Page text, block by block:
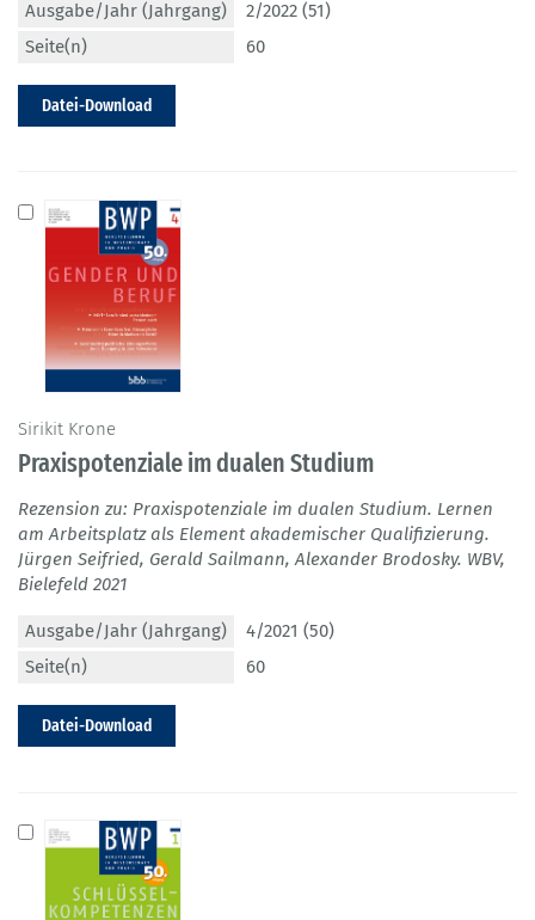
Ausgabe/Jahr (Jahrgang)
2/2022 (51)
Seite(n)
60
Datei-Download
Sirikit Krone
Praxispotenziale im dualen Studium
Rezension zu: Praxispotenziale im dualen Studium. Lernen
am Arbeitsplatz als Element akademischer Qualifizierung.
Jürgen Seifried, Gerald Sailmann, Alexander Brodosky. WBV,
Bielefeld 2021
Ausgabe/Jahr (Jahrgang)
4/2021 (50)
Seite(n)
60
Datei-Download